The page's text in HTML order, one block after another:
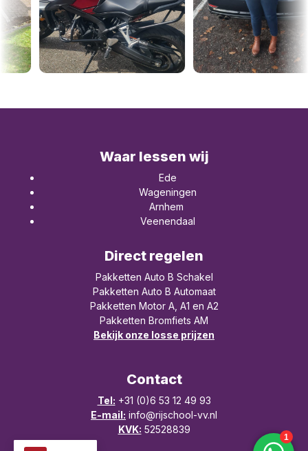
Waar lessen wij
Ede
Wageningen
Arnhem
Veenendaal
Direct regelen
Pakketten Auto B Schakel
Pakketten Auto B Automaat
Pakketten Motor A, A1 en A2
Pakketten Bromfiets AM
Bekijk onze losse prijzen
Contact
Tel: +31 (0)6 53 12 49 93
E-mail: info@rijschool-vv.nl
KVK: 52528839